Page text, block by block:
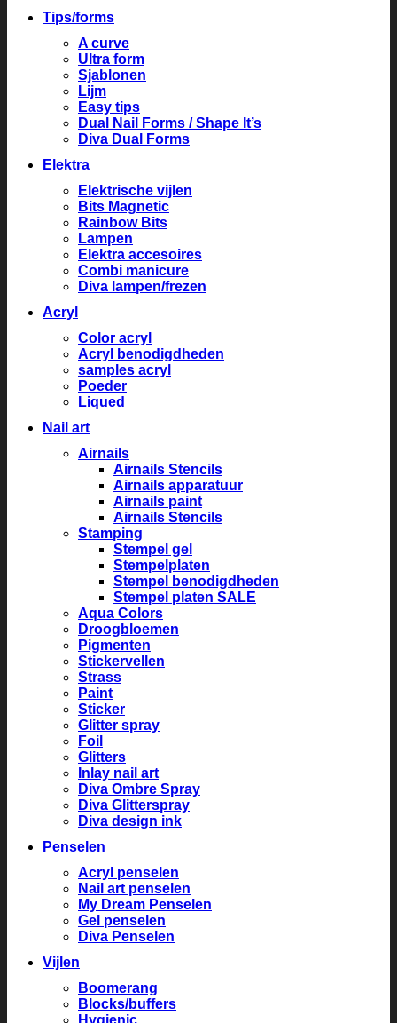
Tips/forms
A curve
Ultra form
Sjablonen
Lijm
Easy tips
Dual Nail Forms / Shape It’s
Diva Dual Forms
Elektra
Elektrische vijlen
Bits Magnetic
Rainbow Bits
Lampen
Elektra accesoires
Combi manicure
Diva lampen/frezen
Acryl
Color acryl
Acryl benodigdheden
samples acryl
Poeder
Liqued
Nail art
Airnails
Airnails Stencils
Airnails apparatuur
Airnails paint
Airnails Stencils
Stamping
Stempel gel
Stempelplaten
Stempel benodigdheden
Stempel platen SALE
Aqua Colors
Droogbloemen
Pigmenten
Stickervellen
Strass
Paint
Sticker
Glitter spray
Foil
Glitters
Inlay nail art
Diva Ombre Spray
Diva Glitterspray
Diva design ink
Penselen
Acryl penselen
Nail art penselen
My Dream Penselen
Gel penselen
Diva Penselen
Vijlen
Boomerang
Blocks/buffers
Hygienic